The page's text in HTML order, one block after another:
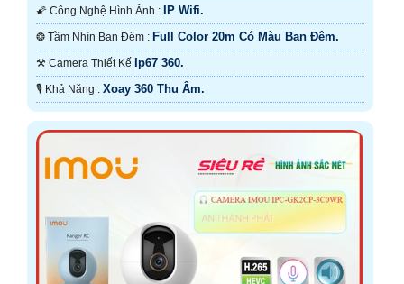
🌠 Công Nghệ Hình Ảnh : IP Wifi.
❂ Tầm Nhìn Ban Đêm : Full Color 20m Có Màu Ban Đêm.
⚒ Camera Thiết Kế Ip67 360.
️🎙 Khả Năng : Xoay 360 Thu Âm.